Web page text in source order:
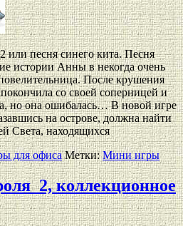
или песня синего кита. Песня
истории Анны в некогда очень
После крушения
со своей соперницей и
но она ошибалась… В новой игре
на острове, должна найти
Света, находящихся
для офиса Метки:Мини игры
коллекционное